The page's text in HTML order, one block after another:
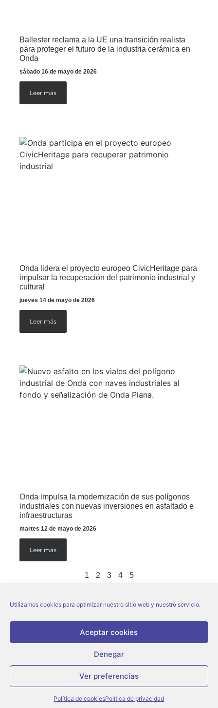
Utilizamos cookies para optimizar nuestro sitio web y nuestro servicio.
Aceptar cookies
Denegar
Ver preferencias
Política de cookiesPolítica de privacidad
Ballester reclama a la UE una transición realista
para proteger el futuro de la industria cerámica en
Onda
sábado 16 de mayo de 2026
Leer más
Onda lidera el proyecto europeo CivicHeritage para
impulsar la recuperación del patrimonio industrial y
cultural
jueves 14 de mayo de 2026
Leer más
Onda impulsa la modernización de sus polígonos
industriales con nuevas inversiones en asfaltado e
infraestructuras
martes 12 de mayo de 2026
Leer más
1 2 3 4 5
Aviso legal
Política de cookies